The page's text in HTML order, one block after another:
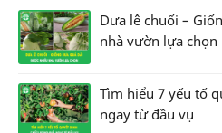
Dưa lê chuối –
nhà vườn lựa chọn
Tìm hiểu 7 yếu tố
ngay từ đầu vụ